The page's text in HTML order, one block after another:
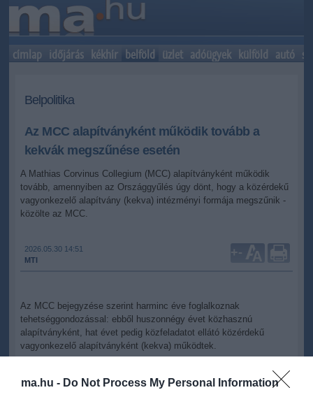
ma.hu - Do Not Process My Personal Information
címlap időjárás kékhír belföld üzlet adóügyek külföld autó
Belpolitika
Az MCC alapítványként működik tovább a
kekvák megszűnése esetén
A Mathias Corvinus Collegium (MCC) alapítványként működik
tovább, amennyiben az Országgyűlés úgy dönt, hogy a közérdekű
vagyonkezelő alapítvány (kekva) intézményi formája megszűnik -
közölte az MCC.
2026.05.30 14:51
MTI
+-
Az MCC bejegyzése szerint harminc éve foglalkoznak
tehetséggondozással: ebből huszonnégy évet közhasznú
alapítványként, hat évet pedig közfeladatot ellátó közérdekű
vagyonkezelő alapítványként (kekva) működtek.
Magyar Péter miniszterelnök pénteken, Ursula von der Leyennel,
az Európai Bizottság elnökével folytatott brüsszeli tárgyalása után